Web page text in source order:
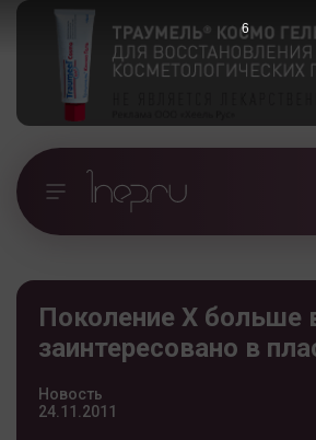
Поколение X больше
заинтересовано в
Новость
24.11.2011
5